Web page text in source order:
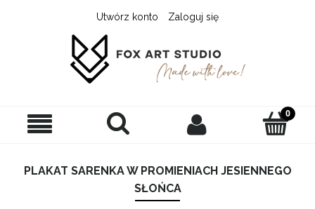
Utwórz konto Zaloguj się
PLAKAT SARENKA W PROMIENIACH JESIENNEGO
SŁOŃCA